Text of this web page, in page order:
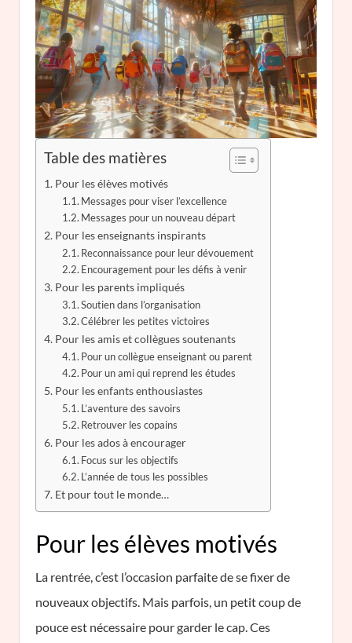
Table des matières
Pour les élèves motivés
Messages pour viser l’excellence
Messages pour un nouveau départ
Pour les enseignants inspirants
Reconnaissance pour leur dévouement
Encouragement pour les défis à venir
Pour les parents impliqués
Soutien dans l’organisation
Célébrer les petites victoires
Pour les amis et collègues soutenants
Pour un collègue enseignant ou parent
Pour un ami qui reprend les études
Pour les enfants enthousiastes
L’aventure des savoirs
Retrouver les copains
Pour les ados à encourager
Focus sur les objectifs
L’année de tous les possibles
Et pour tout le monde…
Pour les élèves motivés
La rentrée, c’est l’occasion parfaite de se fixer de
nouveaux objectifs. Mais parfois, un petit coup de
pouce est nécessaire pour garder le cap. Ces